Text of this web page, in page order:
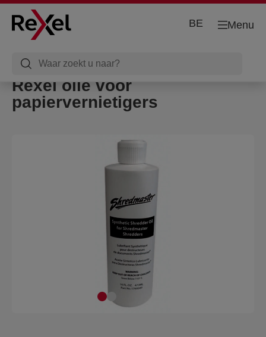
Menu
BE
Rexel olie voor
papiervernietigers